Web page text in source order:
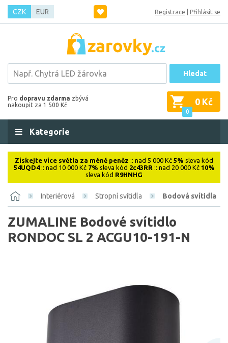
CZK EUR Registrace Přihlásit se
Hledat
Pro dopravu zdarma zbývá
nakoupit za 1 500 Kč
0
0 Kč
Kategorie
Získejte více světla za méně peněz :: nad 5 000 Kč 5% sleva kód
54UQD4:: nad 10 000 Kč 7% sleva kód 2c43RR :: nad 20 000 Kč 10%
sleva kód R9HNHG
Interiérová Stropní svítidla Bodová svítidla
ZUMALINE Bodové svítidlo
RONDOC SL 2 ACGU10-191-N